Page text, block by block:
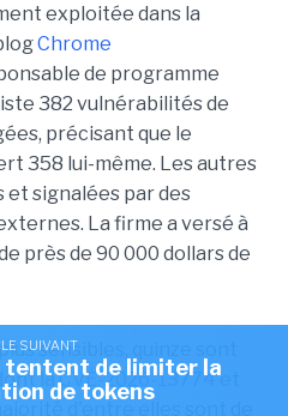
exploitée dans la
Chrome
de programme
382 vulnérabilités de
précisant que le
358 lui-même. Les autres
signalées par des
La firme a versé à
près de 90 000 dollars de
sensibles, quinze sont
laCVE-2026-13774et
SUIVANT
tentent de limiter la
de tokens